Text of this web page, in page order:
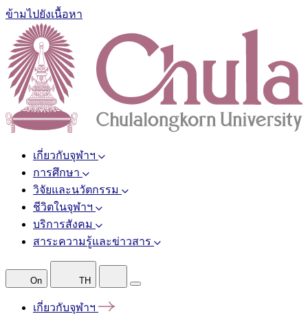
ข้ามไปยังเนื้อหา
เกี่ยวกับจุฬาฯ
การศึกษา
วิจัยและนวัตกรรม
ชีวิตในจุฬาฯ
บริการสังคม
สาระความรู้และข่าวสาร
On TH
เกี่ยวกับจุฬาฯ